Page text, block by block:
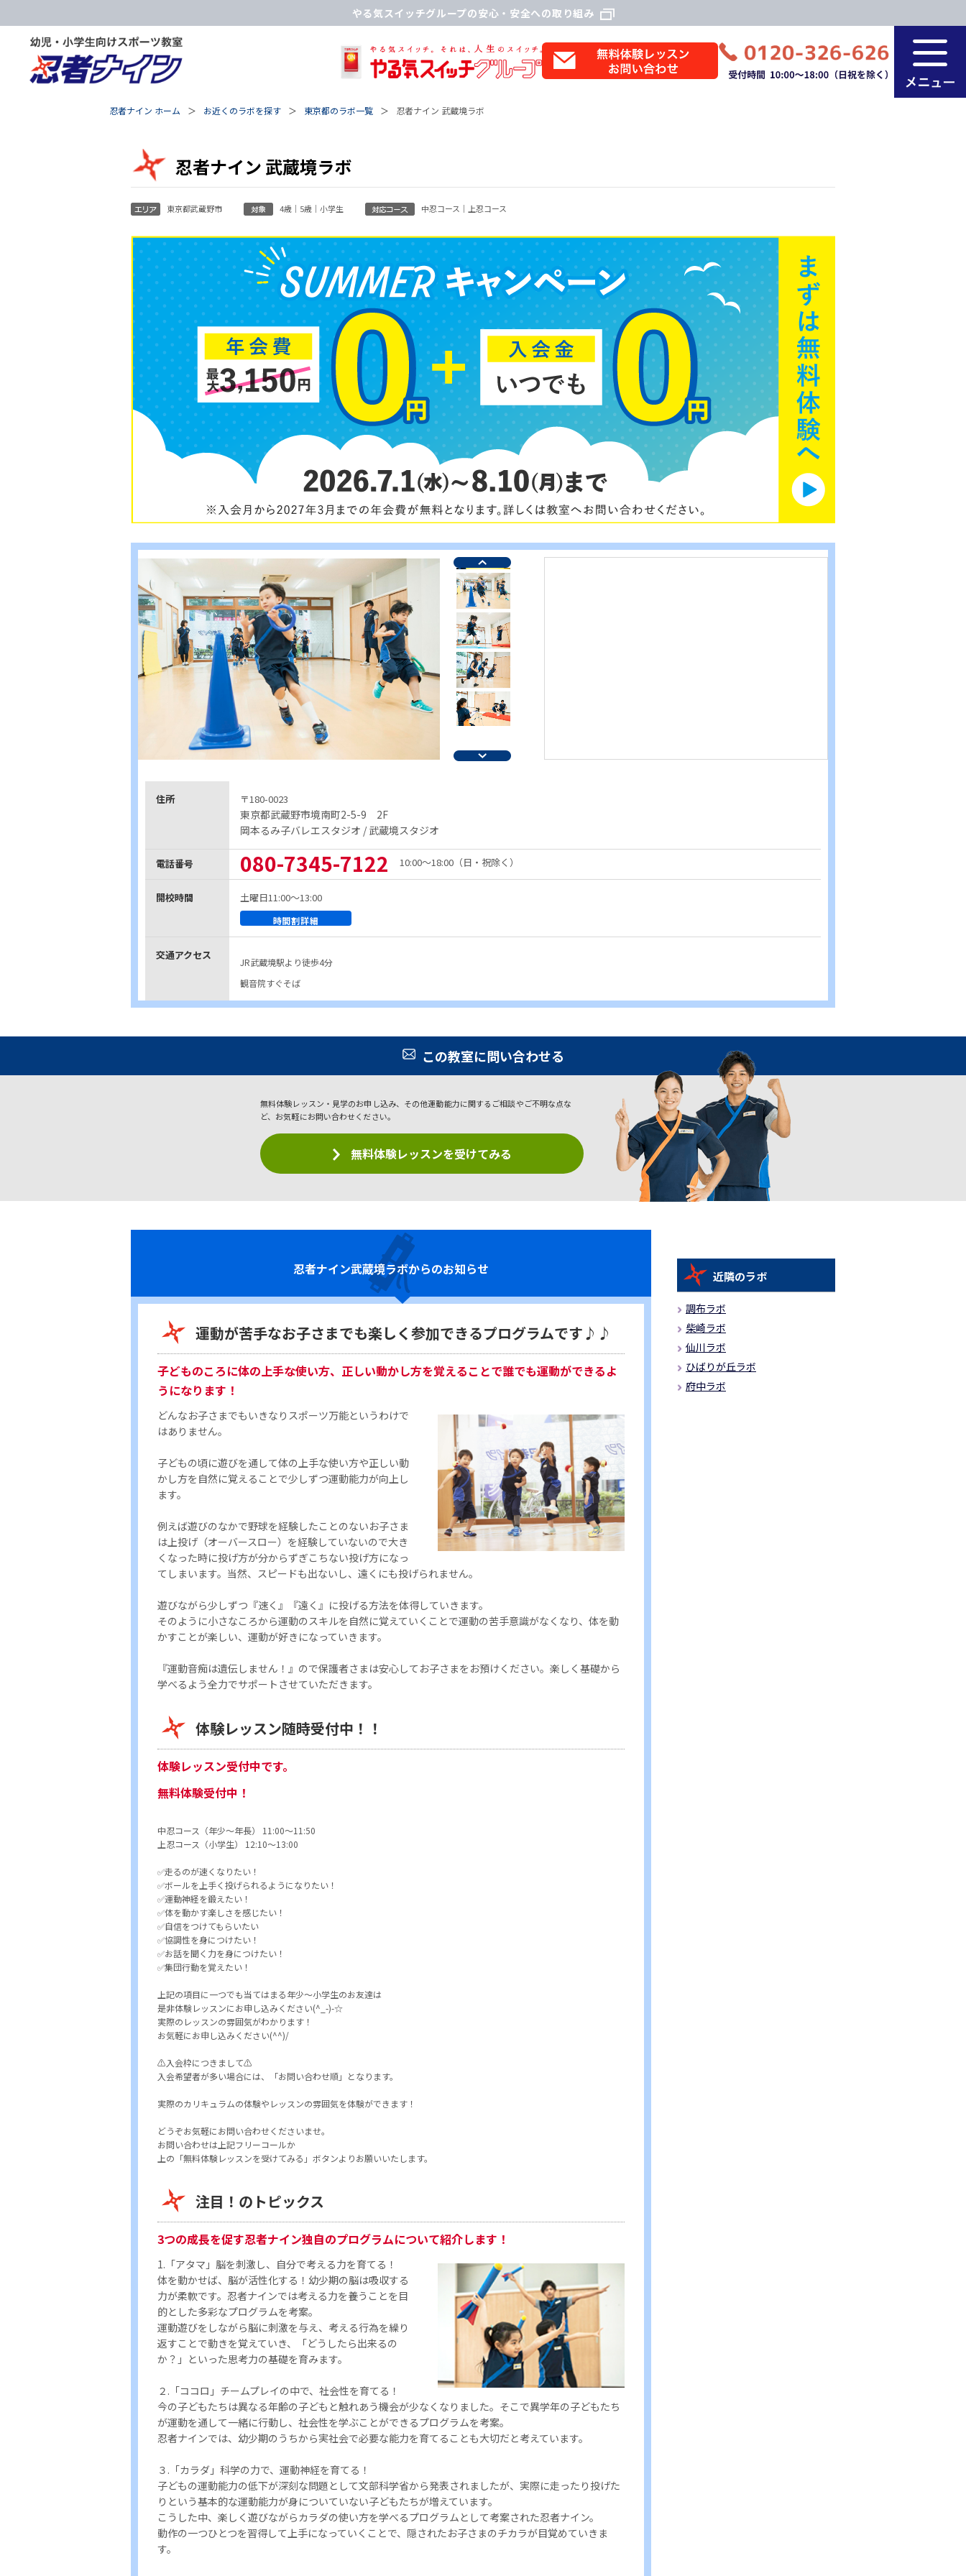
やる気スイッチグループの安心・安全への取り組み
忍者ナイン ホーム お近くのラボを探す 東京都のラボ一覧 忍者ナイン 武蔵境ラボ
忍者ナイン 武蔵境ラボ
東京都武蔵野市 4歳｜5歳｜小学生 中忍コース｜上忍コース
住所 〒180-0023
東京都武蔵野市境南町2-5-9 2F
岡本るみ子バレエスタジオ / 武蔵境スタジオ
電話番号 080-7345-7122 10:00～18:00（日・祝除く）
開校時間 土曜日11:00～13:00
時間割詳細
交通アクセス
JR武蔵境駅より徒歩4分
観音院すぐそば
この教室に問い合わせる
無料体験レッスン・見学のお申し込み、その他運動能力に関するご相談やご不明な点な
ど、お気軽にお問い合わせください。
無料体験レッスンを受けてみる
忍者ナイン武蔵境ラボからのお知らせ
運動が苦手なお子さまでも楽しく参加できるプログラムです♪♪
子どものころに体の上手な使い方、正しい動かし方を覚えることで誰でも運動ができるよ
うになります！
どんなお子さまでもいきなりスポーツ万能というわけで
はありません。
子どもの頃に遊びを通して体の上手な使い方や正しい動
かし方を自然に覚えることで少しずつ運動能力が向上し
ます。
例えば遊びのなかで野球を経験したことのないお子さま
は上投げ（オーバースロー）を経験していないので大き
くなった時に投げ方が分からずぎこちない投げ方になっ
てしまいます。当然、スピードも出ないし、遠くにも投げられません。
遊びながら少しずつ『速く』『遠く』に投げる方法を体得していきます。
そのように小さなころから運動のスキルを自然に覚えていくことで運動の苦手意識がなくなり、体を動
かすことが楽しい、運動が好きになっていきます。
『運動音痴は遺伝しません！』ので保護者さまは安心してお子さまをお預けください。楽しく基礎から
学べるよう全力でサポートさせていただきます。
体験レッスン随時受付中！！
体験レッスン受付中です。
無料体験受付中！
中忍コース（年少～年長） 11:00～11:50
上忍コース（小学生） 12:10～13:00
✅走るのが速くなりたい！
✅ボールを上手く投げられるようになりたい！
✅運動神経を鍛えたい！
✅体を動かす楽しさを感じたい！
✅自信をつけてもらいたい
✅協調性を身につけたい！
✅お話を聞く力を身につけたい！
✅集団行動を覚えたい！
上記の項目に一つでも当てはまる年少～小学生のお友達は
是非体験レッスンにお申し込みください(^_-)-☆
実際のレッスンの雰囲気がわかります！
お気軽にお申し込みください(^^)/
⚠️入会枠につきまして⚠️
入会希望者が多い場合には、「お問い合わせ順」となります。
実際のカリキュラムの体験やレッスンの雰囲気を体験ができます！
どうぞお気軽にお問い合わせくださいませ。
お問い合わせは上記フリーコールか
上の「無料体験レッスンを受けてみる」ボタンよりお願いいたします。
注目！のトピックス
3つの成長を促す忍者ナイン独自のプログラムについて紹介します！
1.「アタマ」脳を刺激し、自分で考える力を育てる！
体を動かせば、脳が活性化する！幼少期の脳は吸収する
力が柔軟です。忍者ナインでは考える力を養うことを目
的とした多彩なプログラムを考案。
運動遊びをしながら脳に刺激を与え、考える行為を繰り
返すことで動きを覚えていき、「どうしたら出来るの
か？」といった思考力の基礎を育みます。
２.「ココロ」チームプレイの中で、社会性を育てる！
今の子どもたちは異なる年齢の子どもと触れあう機会が少なくなりました。そこで異学年の子どもたち
が運動を通して一緒に行動し、社会性を学ぶことができるプログラムを考案。
忍者ナインでは、幼少期のうちから実社会で必要な能力を育てることも大切だと考えています。
３.「カラダ」科学の力で、運動神経を育てる！
子どもの運動能力の低下が深刻な問題として文部科学省から発表されましたが、実際に走ったり投げた
りという基本的な運動能力が身についていない子どもたちが増えています。
こうした中、楽しく遊びながらカラダの使い方を学べるプログラムとして考案された忍者ナイン。
動作の一つひとつを習得して上手になっていくことで、隠されたお子さまのチカラが目覚めていきま
す。
近隣のラボ
調布ラボ
柴崎ラボ
仙川ラボ
ひばりが丘ラボ
府中ラボ